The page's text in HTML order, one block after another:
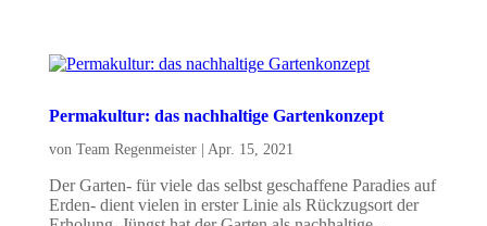
Permakultur: das nachhaltige Gartenkonzept
von Team Regenmeister| Apr. 15, 2021
Der Garten- für viele das selbst geschaffene Paradies auf
Erden- dient vielen in erster Linie als Rückzugsort der